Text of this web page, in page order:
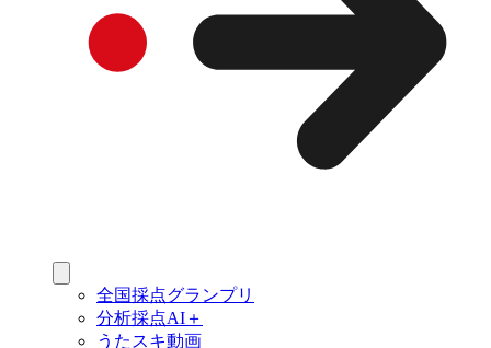
全国採点グランプリ
分析採点AI＋
うたスキ動画